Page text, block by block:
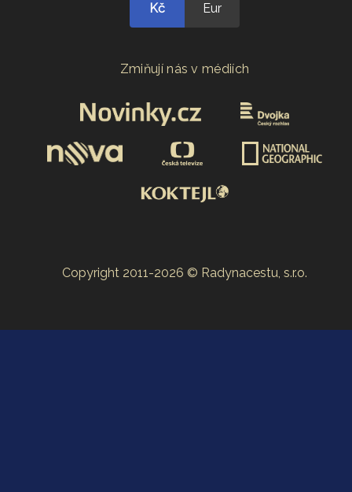
Kč Eur
Zmiňují nás v médiích
Copyright 2011-2026 © Radynacestu, s.r.o.